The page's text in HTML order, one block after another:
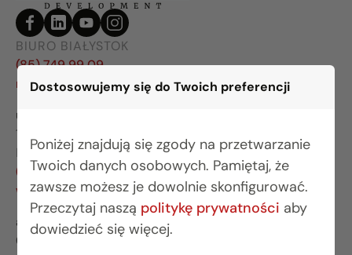
Dostosowujemy się do Twoich preferencji
Poniżej znajdują się zgody na przetwarzanie
Twoich danych osobowych. Pamiętaj, że
zawsze możesz je dowolnie skonfigurować.
Przeczytaj naszą politykę prywatności aby
dowiedzieć się więcej.
BIURO BIAŁYSTOK
(85) 749 99 09
mieszkania@rogowskidevelopment.pl
ul. Legionowa 28 lok. 202
15-281 Białystok
BIURO WARSZAWA
(22) 642 03 55
warszawa@rogowskidevelopment.pl
al. Wilanowska 67E lok. U5
02-765 Warszawa